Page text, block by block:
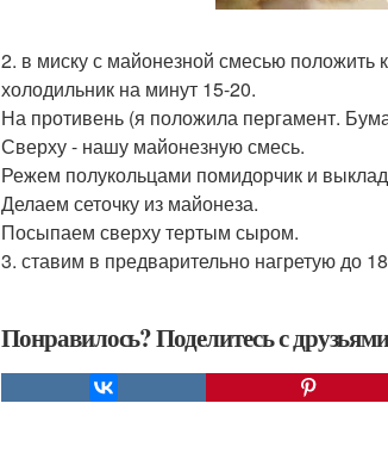
2. в миску с майонезной смесью положить
холодильник на минут 15-20.
На противень (я положила пергамент.
Сверху - нашу майонезную смесь.
Режем полукольцами помидорчик и
Делаем сеточку из майонеза.
Посыпаем сверху тертым сыром.
3. ставим в предварительно нагретую до
Понравилось? Поделитесь с